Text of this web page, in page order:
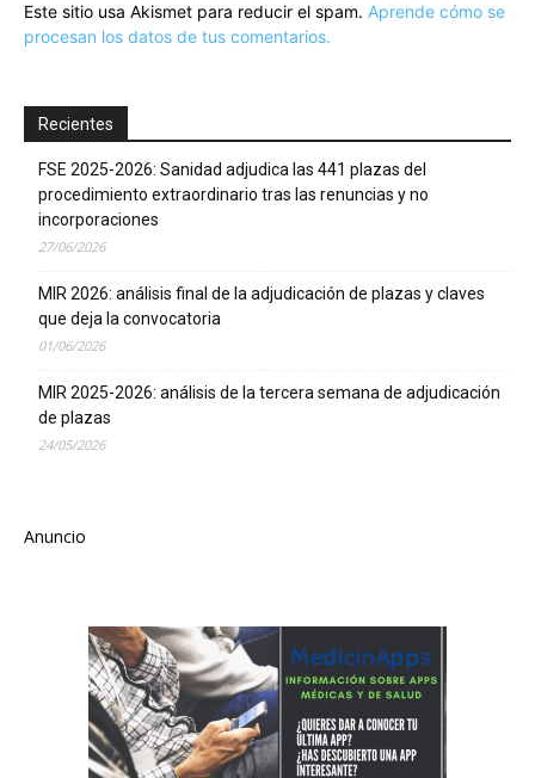
Este sitio usa Akismet para reducir el spam. Aprende cómo se
procesan los datos de tus comentarios.
Recientes
FSE 2025-2026: Sanidad adjudica las 441 plazas del
procedimiento extraordinario tras las renuncias y no
incorporaciones
27/06/2026
MIR 2026: análisis final de la adjudicación de plazas y claves
que deja la convocatoria
01/06/2026
MIR 2025-2026: análisis de la tercera semana de adjudicación
de plazas
24/05/2026
Anuncio